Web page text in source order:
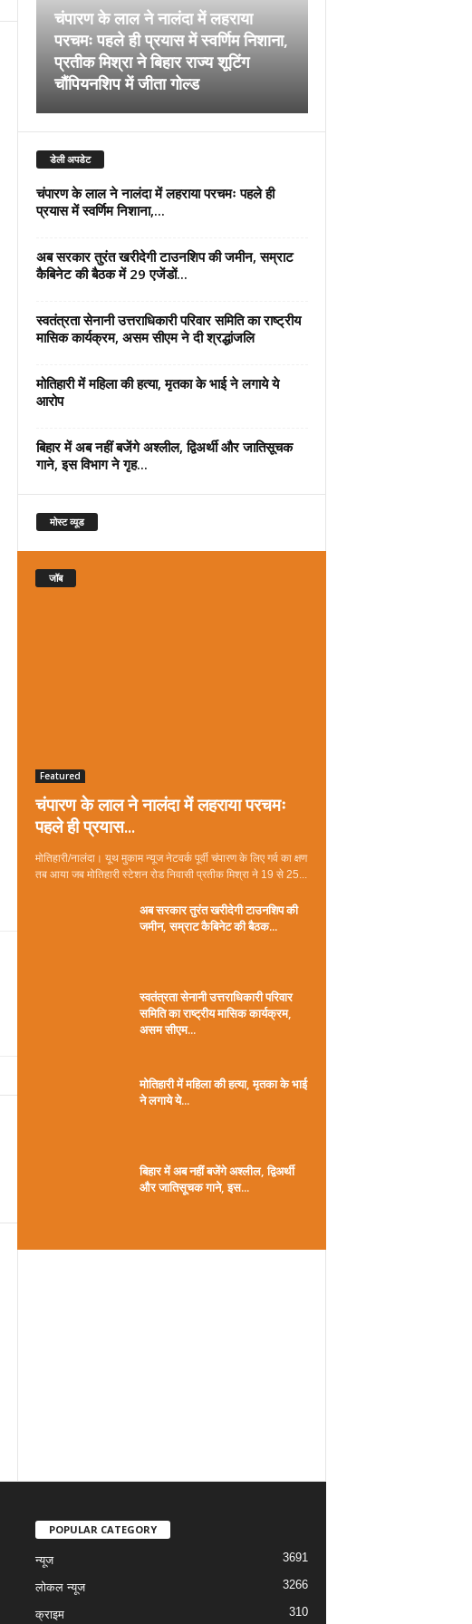
चंपारण के लाल ने नालंदा में लहराया
परचमः पहले ही प्रयास में स्वर्णिम निशाना,
प्रतीक मिश्रा ने बिहार राज्य शूटिंग
चौंपियनशिप में जीता गोल्ड
डेली अपडेट
चंपारण के लाल ने नालंदा में लहराया परचमः पहले ही
प्रयास में स्वर्णिम निशाना,...
अब सरकार तुरंत खरीदेगी टाउनशिप की जमीन, सम्राट
कैबिनेट की बैठक में 29 एजेंडों...
स्वतंत्रता सेनानी उत्तराधिकारी परिवार समिति का राष्ट्रीय
मासिक कार्यक्रम, असम सीएम ने दी श्रद्धांजलि
मोतिहारी में महिला की हत्या, मृतका के भाई ने लगाये ये
आरोप
बिहार में अब नहीं बजेंगे अश्लील, द्विअर्थी और जातिसूचक
गाने, इस विभाग ने गृह...
मोस्ट व्यूड
जॉब
Featured
चंपारण के लाल ने नालंदा में लहराया परचमः
पहले ही प्रयास...
मोतिहारी/नालंदा। यूथ मुकाम न्यूज नेटवर्क पूर्वी चंपारण के लिए गर्व का क्षण
तब आया जब मोतिहारी स्टेशन रोड निवासी प्रतीक मिश्रा ने 19 से 25...
अब सरकार तुरंत खरीदेगी टाउनशिप की
जमीन, सम्राट कैबिनेट की बैठक...
स्वतंत्रता सेनानी उत्तराधिकारी परिवार
समिति का राष्ट्रीय मासिक कार्यक्रम,
असम सीएम...
मोतिहारी में महिला की हत्या, मृतका के भाई
ने लगाये ये...
बिहार में अब नहीं बजेंगे अश्लील, द्विअर्थी
और जातिसूचक गाने, इस...
POPULAR CATEGORY
न्यूज 3691
लोकल न्यूज 3266
क्राइम 310